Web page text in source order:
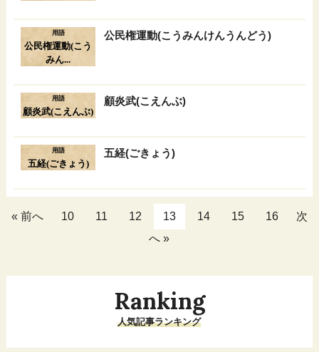
用語
公民権運動(こう
みん...
公民権運動(こうみんけんうんどう)
用語
顧炎武(こえんぶ)
顧炎武(こえんぶ)
用語
五経(ごきょう)
五経(ごきょう)
« 前へ 10 11 12 13 14 15 16
次
へ »
Ranking
人気記事ランキング